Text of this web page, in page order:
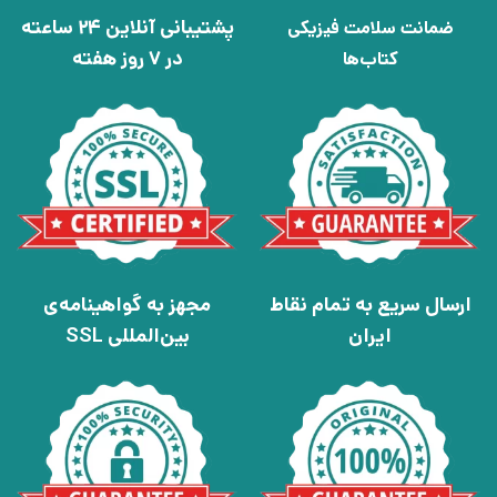
ضمانت سلامت فیزیکی
کتاب‌ها
پشتیبانی آنلاین 24 ساعته
در 7 روز هفته
ارسال سریع به تمام نقاط
ایران
مجهز به گواهینامه‌ی
بین‌المللی SSL